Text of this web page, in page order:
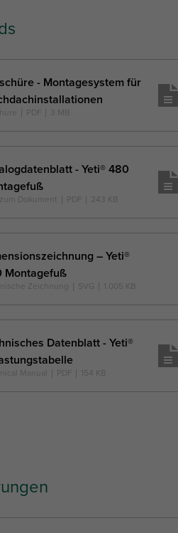
- Montagesystem für
PDF 3 MB
- Yeti® 480
Dokument PDF 243 KB
– Yeti®
Montagefuß
Zeichnung SVG 1.005 KB
Datenblatt - Yeti®
Manual PDF 154 KB